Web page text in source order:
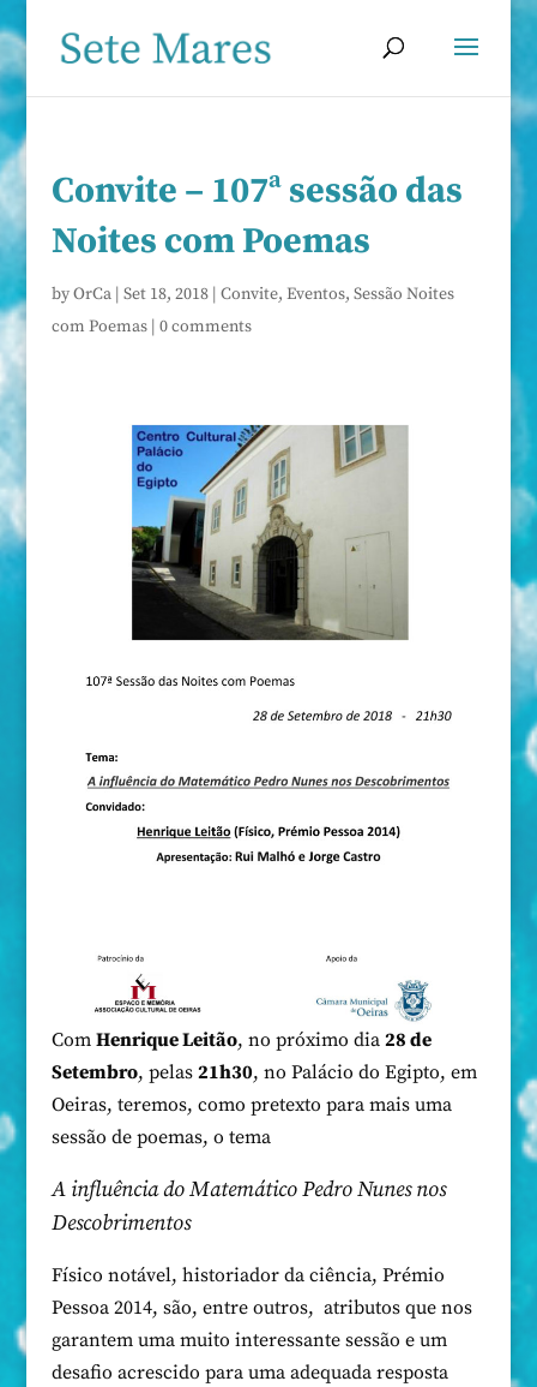
Convite – 107ª sessão das
Noites com Poemas
byOrCa| Set 18, 2018| Convite, Eventos, Sessão Noites
com Poemas| 0 comments
Com Henrique Leitão, no próximo dia 28 de
Setembro, pelas 21h30, no Palácio do Egipto, em
Oeiras, teremos, como pretexto para mais uma
sessão de poemas, o tema
A influência do Matemático Pedro Nunes nos
Descobrimentos
Físico notável, historiador da ciência, Prémio
Pessoa 2014, são, entre outros, atributos que nos
garantem uma muito interessante sessão e um
desafio acrescido para uma adequada resposta